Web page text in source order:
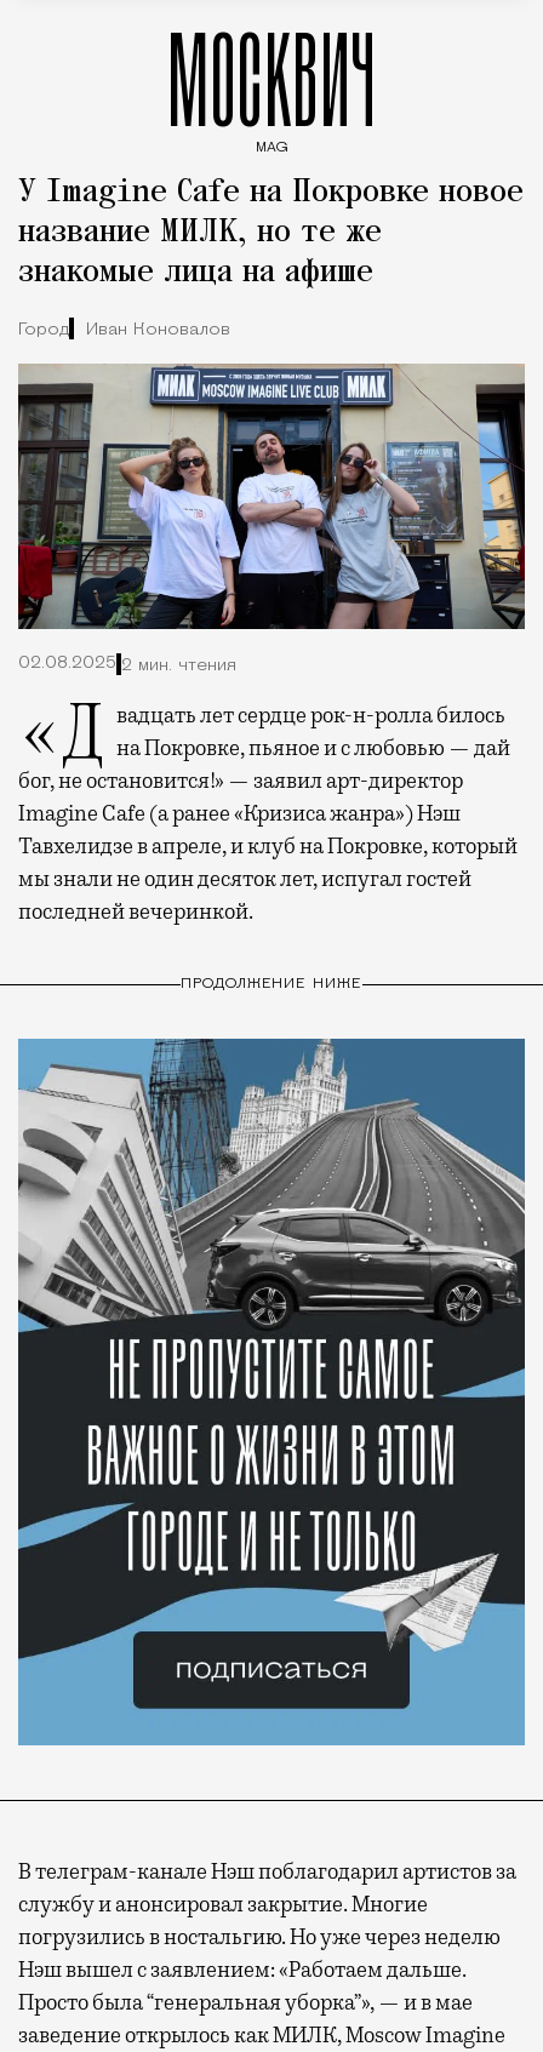
МОСКВИЧ
MAG
У Imagine Cafe на Покровке новое
название МИЛК, но те же
знакомые лица на афише
Город Иван Коновалов
02.08.2025 2 мин. чтения
«Двадцать лет сердце рок-н-ролла билось на Покровке, пьяное и с любовью — дай
бог, не остановится!» — заявил арт-директор
Imagine Cafe (а ранее «Кризиса жанра») Нэш
Тавхелидзе в апреле, и клуб на Покровке, который
мы знали не один десяток лет, испугал гостей
последней вечеринкой.
ПРОДОЛЖЕНИЕ НИЖЕ
В телеграм-канале Нэш поблагодарил артистов за
службу и анонсировал закрытие. Многие
погрузились в ностальгию. Но уже через неделю
Нэш вышел с заявлением: «Работаем дальше.
Просто была “генеральная уборка”», — и в мае
заведение открылось как МИЛК, Moscow Imagine